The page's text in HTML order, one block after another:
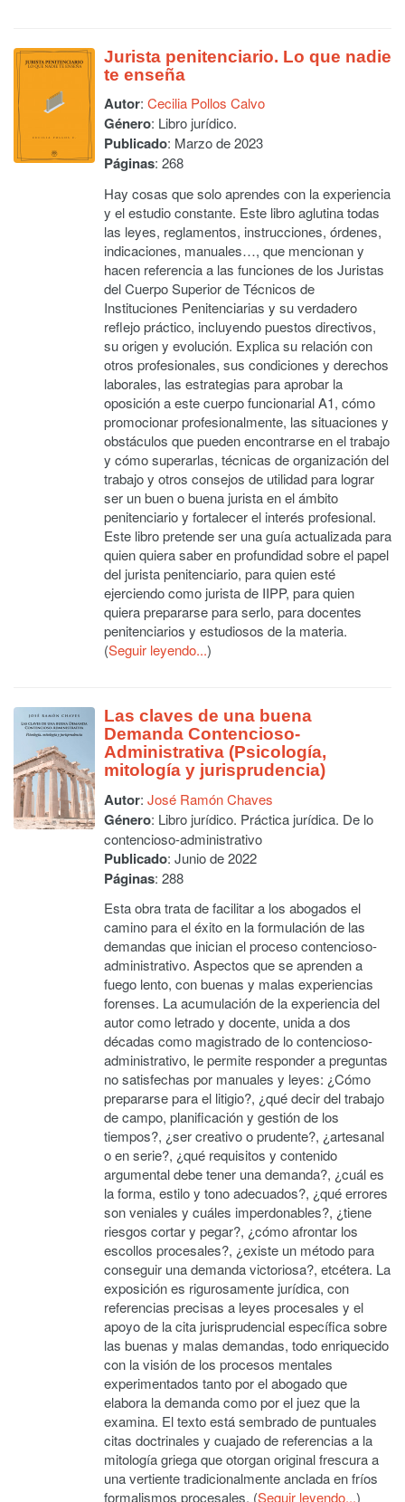
Jurista penitenciario. Lo que nadie
te enseña
Autor: Cecilia Pollos Calvo
Género: Libro jurídico.
Publicado: Marzo de 2023
Páginas: 268
Hay cosas que solo aprendes con la experiencia
y el estudio constante. Este libro aglutina todas
las leyes, reglamentos, instrucciones, órdenes,
indicaciones, manuales…, que mencionan y
hacen referencia a las funciones de los Juristas
del Cuerpo Superior de Técnicos de
Instituciones Penitenciarias y su verdadero
reflejo práctico, incluyendo puestos directivos,
su origen y evolución. Explica su relación con
otros profesionales, sus condiciones y derechos
laborales, las estrategias para aprobar la
oposición a este cuerpo funcionarial A1, cómo
promocionar profesionalmente, las situaciones y
obstáculos que pueden encontrarse en el trabajo
y cómo superarlas, técnicas de organización del
trabajo y otros consejos de utilidad para lograr
ser un buen o buena jurista en el ámbito
penitenciario y fortalecer el interés profesional.
Este libro pretende ser una guía actualizada para
quien quiera saber en profundidad sobre el papel
del jurista penitenciario, para quien esté
ejerciendo como jurista de IIPP, para quien
quiera prepararse para serlo, para docentes
penitenciarios y estudiosos de la materia.
(Seguir leyendo...)
Las claves de una buena
Demanda Contencioso-
Administrativa (Psicología,
mitología y jurisprudencia)
Autor: José Ramón Chaves
Género: Libro jurídico. Práctica jurídica. De lo
contencioso-administrativo
Publicado: Junio de 2022
Páginas: 288
Esta obra trata de facilitar a los abogados el
camino para el éxito en la formulación de las
demandas que inician el proceso contencioso-
administrativo. Aspectos que se aprenden a
fuego lento, con buenas y malas experiencias
forenses. La acumulación de la experiencia del
autor como letrado y docente, unida a dos
décadas como magistrado de lo contencioso-
administrativo, le permite responder a preguntas
no satisfechas por manuales y leyes: ¿Cómo
prepararse para el litigio?, ¿qué decir del trabajo
de campo, planificación y gestión de los
tiempos?, ¿ser creativo o prudente?, ¿artesanal
o en serie?, ¿qué requisitos y contenido
argumental debe tener una demanda?, ¿cuál es
la forma, estilo y tono adecuados?, ¿qué errores
son veniales y cuáles imperdonables?, ¿tiene
riesgos cortar y pegar?, ¿cómo afrontar los
escollos procesales?, ¿existe un método para
conseguir una demanda victoriosa?, etcétera. La
exposición es rigurosamente jurídica, con
referencias precisas a leyes procesales y el
apoyo de la cita jurisprudencial específica sobre
las buenas y malas demandas, todo enriquecido
con la visión de los procesos mentales
experimentados tanto por el abogado que
elabora la demanda como por el juez que la
examina. El texto está sembrado de puntuales
citas doctrinales y cuajado de referencias a la
mitología griega que otorgan original frescura a
una vertiente tradicionalmente anclada en fríos
formalismos procesales. (Seguir leyendo...)